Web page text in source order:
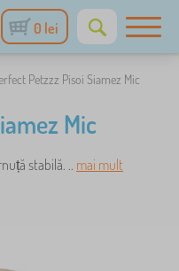
0 lei
Petzzz Pisoi Siamez Mic
Mic
stabilă. .. mai mult